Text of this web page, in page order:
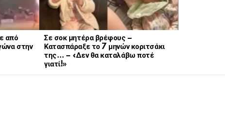
από
στην
Σε σοκ μητέρα βρέφους –
Κατασπάραξε το 7 μηνών κοριτσάκι
της… – «Δεν θα καταλάβω ποτέ
γιατί!»